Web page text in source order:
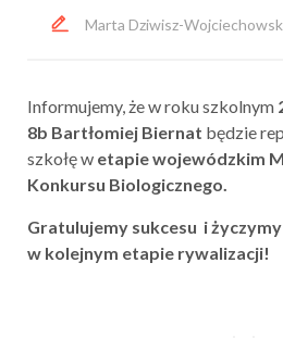
Marta Dziwisz-
Informujemy,żewrokuszkolnym
8b Bartłomiej Biernat będzie
szkołęw etapiewojewódzkim
Konkursu Biologicznego.
Gratulujemy sukcesu iżyczymy
w kolejnym etapie rywalizacji!